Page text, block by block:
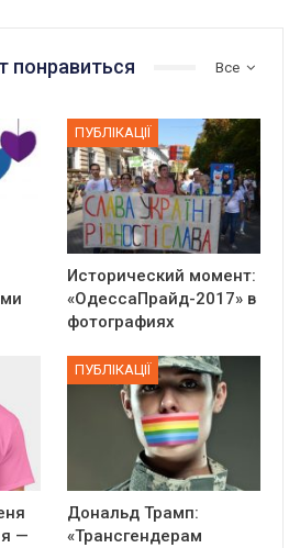
Все
понравиться
ПУБЛІКАЦІЇ
Исторический момент:
«ОдессаПрайд-2017» в
фотографиях
я —
ПУБЛІКАЦІЇ
Дональд Трамп:
«Трансгендерам